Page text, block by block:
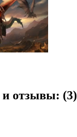
отзывы: (3)